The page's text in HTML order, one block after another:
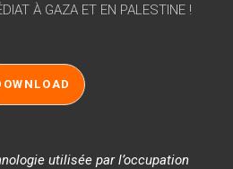
À GAZA ET EN PALESTINE !
utilisée par l’occupation